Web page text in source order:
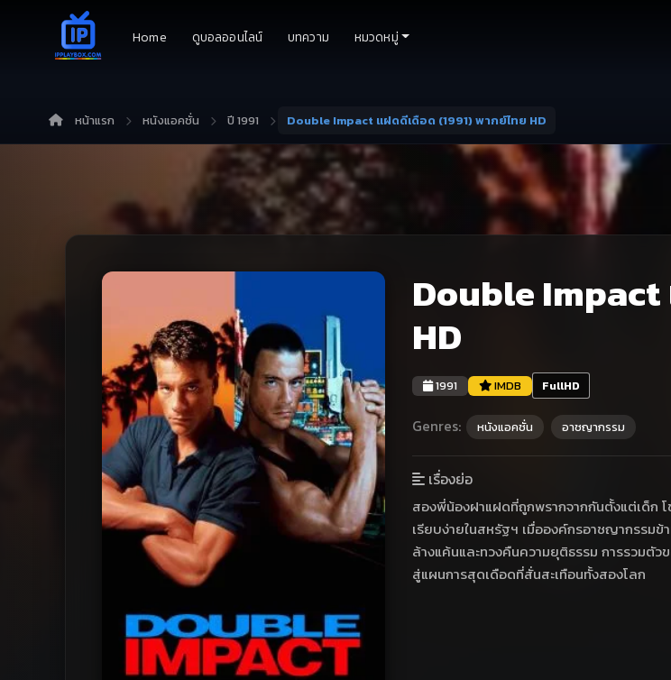
Home ดูบอลออนไลน์ บทความ หมวดหมู่
หน้าแรก หนังแอคชั่น ปี 1991 Double Impact แฝดดีเดือด (1991) พากย์ไทย HD
Double Impact
HD
1991 IMDB FullHD
Genres: หนังแอคชั่น อาชญากรรม
เรื่องย่อ
สองพี่น้องฝาแฝดที่ถูกพรากจากกันตั้งแต่เด็ก
เรียบง่ายในสหรัฐฯ เมื่อองค์กรอาชญากรรม
ล้างแค้นและทวงคืนความยุติธรรม การรวมตั
สู่แผนการสุดเดือดที่สั่นสะเทือนทั้งสองโลก